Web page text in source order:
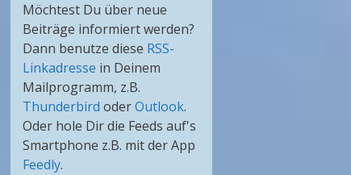
Möchtest Du über neue
Beiträge informiert werden?
Dann benutze diese RSS-
Linkadresse in Deinem
Mailprogramm, z.B.
Thunderbird oderOutlook.
Oder hole Dir die Feeds auf's
Smartphone z.B. mit der App
Feedly.